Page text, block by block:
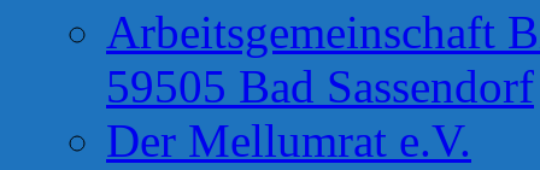
Arbeitsgemeinschaft
59505 Bad Sassendorf
Der Mellumrat e.V.